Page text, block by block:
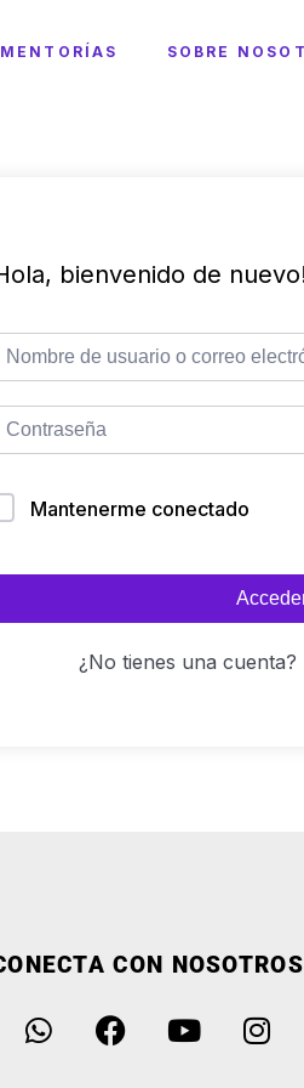
MENTORÍAS SOBRE
bienvenido de
Mantenerme conectado
¿No tienes una cuenta?
CON NOSOTROS